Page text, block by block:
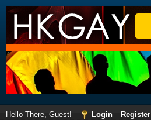
Hello There, Guest! Login
Register